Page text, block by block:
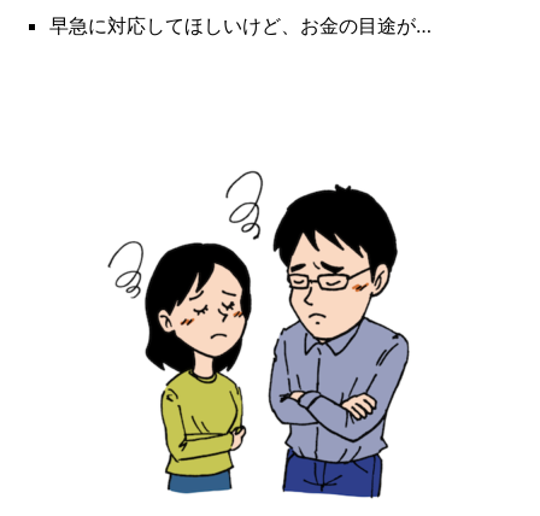
早急に対応してほしいけど、お金の目途が…